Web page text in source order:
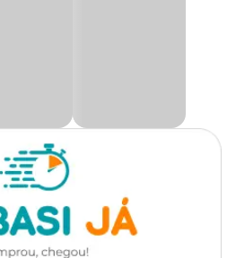
amigos. Sua qualidade comprovada e
por mais tempo.
sempre bem conservados em
Cobasi, você encontra aCaixa
especial e aproveite momentos mais